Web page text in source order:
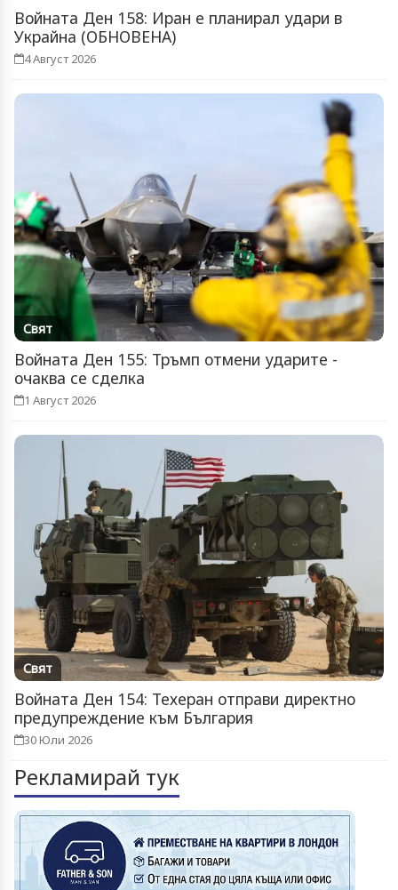
Войната Ден 158: Иран е планирал удари в
Украйна (ОБНОВЕНА)
4 Август 2026
Свят
Войната Ден 155: Тръмп отмени ударите -
очаква се сделка
1 Август 2026
Свят
Войната Ден 154: Техеран отправи директно
предупреждение към България
30 Юли 2026
Рекламирай тук